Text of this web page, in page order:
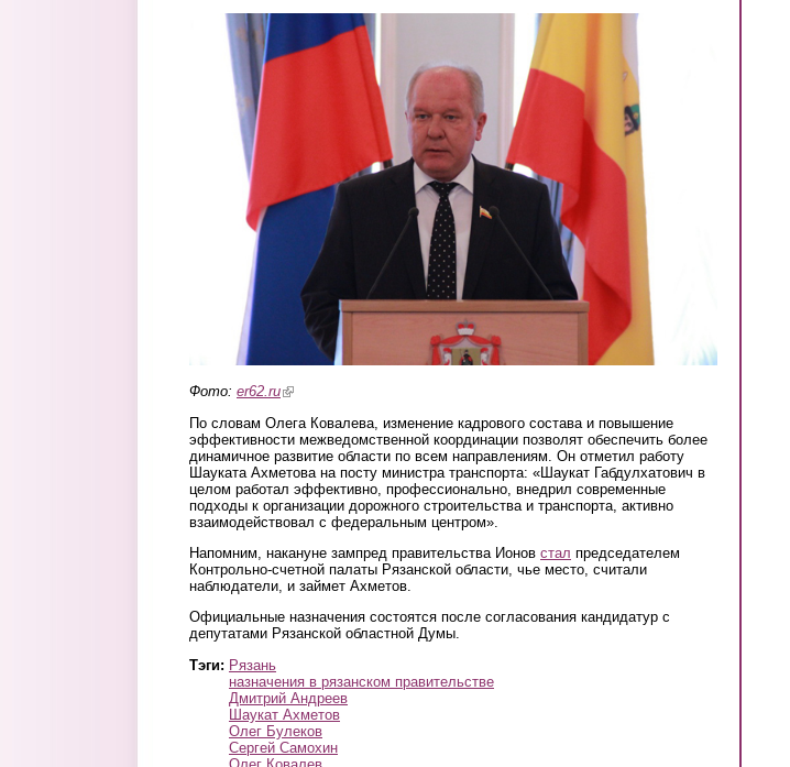
samoxin.jpg
Фото: er62.ru(link is external)
По словам Олега Ковалева, изменение кадрового состава и повышение
эффективности межведомственной координации позволят обеспечить более
динамичное развитие области по всем направлениям. Он отметил работу
Шауката Ахметова на посту министра транспорта: «Шаукат Габдулхатович в
целом работал эффективно, профессионально, внедрил современные
подходы к организации дорожного строительства и транспорта, активно
взаимодействовал с федеральным центром».
Напомним, накануне зампред правительства Ионов стал председателем
Контрольно-счетной палаты Рязанской области, чье место, считали
наблюдатели, и займет Ахметов.
Официальные назначения состоятся после согласования кандидатур с
депутатами Рязанской областной Думы.
Тэги: Рязань
назначения в рязанском правительстве
Дмитрий Андреев
Шаукат Ахметов
Олег Булеков
Сергей Самохин